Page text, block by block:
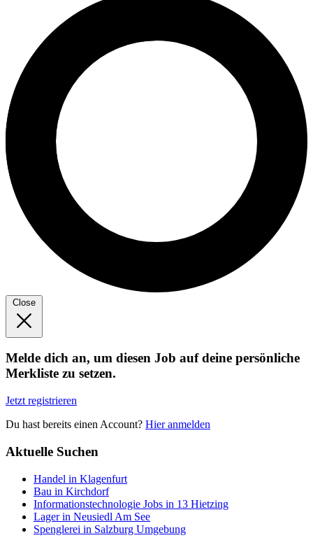
Close
Melde dich an, um diesen Job auf deine persönliche
Merkliste zu setzen.
Jetzt registrieren
Du hast bereits einen Account? Hier anmelden
Aktuelle Suchen
Handel in Klagenfurt
Bau in Kirchdorf
Informationstechnologie Jobs in 13 Hietzing
Lager in Neusiedl Am See
Spenglerei in Salzburg Umgebung